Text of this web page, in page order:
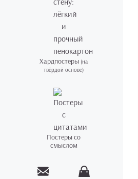
Хардпостеры (на
твёрдой основе)
Постеры со
смыслом